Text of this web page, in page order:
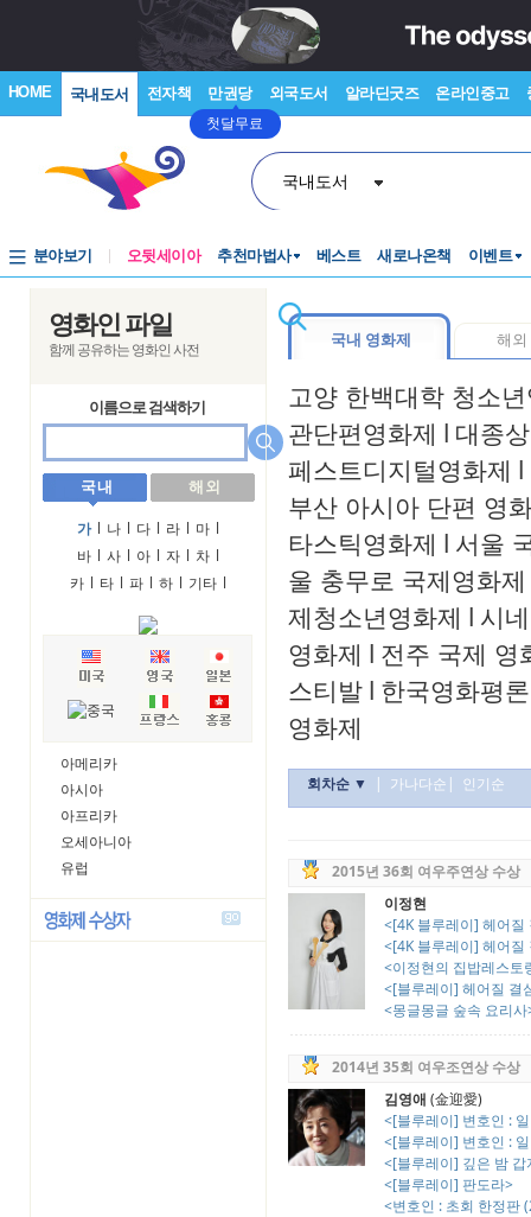
HOME 국내도서 전자책 만권당
첫달무료
외국도서 알라딘굿즈 온라인중고
국내도서
분야보기 오뒷세이아 추천마법사 베스트 새로나온책 이벤트
영화인 파일
함께 공유하는 영화인 사전
이름으로 검색하기
국 내 해 외
가 l 나 l 다 l 라 l 마 l
바 l 사 l 아 l 자 l 차 l
카 l 타 l 파 l 하 l 기타 l
아메리카
아시아
아프리카
오세아니아
유럽
국내 영화제 해
고양 한백대학 청소
관단편영화제 l 대종
페스트디지털영화제 l
부산 아시아 단편 영
타스틱영화제 l 서울
울 충무로 국제영화제
제청소년영화제 l 시
영화제 l 전주 국제 영
스티발 l 한국영화평
영화제
회차순 ▼ | 가나다순 | 인기순
2015년 36회 여우주연상 수상
이정현
<[4K 블루레이] 헤어질
<[4K 블루레이] 헤어질
<이정현의 집밥레스토
<[블루레이] 헤어질 결
<몽글몽글 숲속 요리사
2014년 35회 여우조연상 수상
김영애 (金迎愛)
<[블루레이] 변호인 :
<[블루레이] 변호인 :
<[블루레이] 깊은 밤 갑
<[블루레이] 판도라>
<변호인 : 초회 한정판